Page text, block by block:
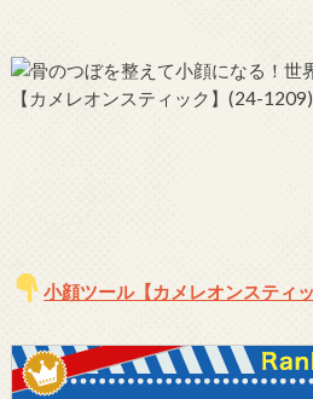
小顔ツール【カメレオンスティ